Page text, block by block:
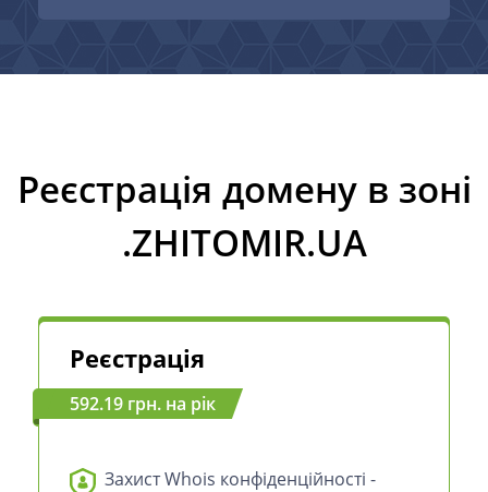
Реєстрація домену в зоні
.ZHITOMIR.UA
Реєстрація
592.19 грн. на рік
Захист Whois конфіденційності -